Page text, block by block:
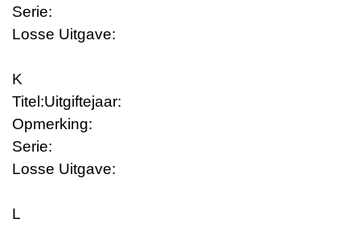
Serie:
Losse Uitgave:
K
Titel:Uitgiftejaar:
Opmerking:
Serie:
Losse Uitgave:
L